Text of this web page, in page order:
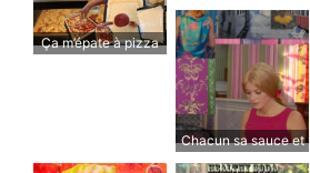
Ça m’épate à pizza
mauvais pour moi,
mais je ne peux pas
m’empêcher de
l’acheter. Comment
s’arrêter ?
Chacun sa sauce et
sa saucée